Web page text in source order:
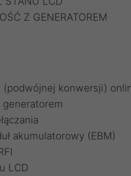
Z GENERATOREM
(podwójnej konwersji)
akumulatorowy (EBM)
LCD